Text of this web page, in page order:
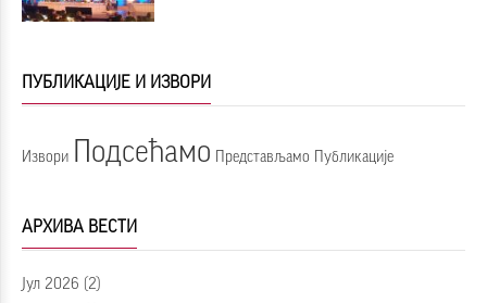
ПУБЛИКАЦИЈЕ И ИЗВОРИ
Извори Подсећамо Представљамо Публикације
АРХИВА ВЕСТИ
Јул 2026 (2)